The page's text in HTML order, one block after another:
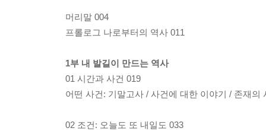
머리말 004
프롤로그 나로부터의 역사 011
1부 내 발길이 만드는 역사
01 시간과 사건 019
어떤 사건: 기말고사 / 사건에 대한 이야기 / 존재
02 조건: 오늘도 또 내일도 033